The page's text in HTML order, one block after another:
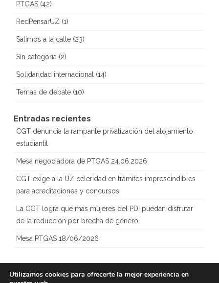
PTGAS (42)
RedPensarUZ (1)
Salimos a la calle (23)
Sin categoría (2)
Solidaridad internacional (14)
Temas de debate (10)
Entradas recientes
CGT denuncia la rampante privatización del alojamiento
estudiantil
Mesa negociadora de PTGAS 24.06.2026
CGT exige a la UZ celeridad en trámites imprescindibles
para acreditaciones y concursos
La CGT logra que más mujeres del PDI puedan disfrutar
de la reducción por brecha de género
Mesa PTGAS 18/06/2026
Utilizamos cookies para ofrecerte la mejor experiencia en